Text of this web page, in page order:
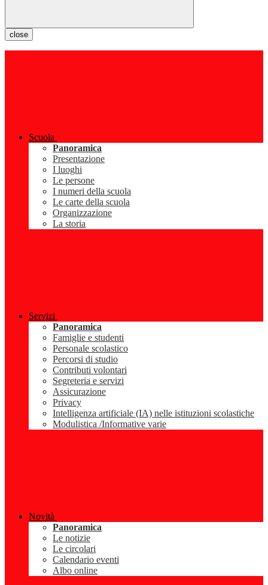
close
Scuola
Panoramica
Presentazione
I luoghi
Le persone
I numeri della scuola
Le carte della scuola
Organizzazione
La storia
Servizi
Panoramica
Famiglie e studenti
Personale scolastico
Percorsi di studio
Contributi volontari
Segreteria e servizi
Assicurazione
Privacy
Intelligenza artificiale (IA) nelle istituzioni scolastiche
Modulistica /Informative varie
Novità
Panoramica
Le notizie
Le circolari
Calendario eventi
Albo online